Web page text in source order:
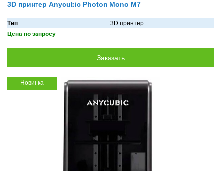
3D принтер Anycubic Photon Mono M7
Тип
3D принтер
Цена по запросу
Новинка